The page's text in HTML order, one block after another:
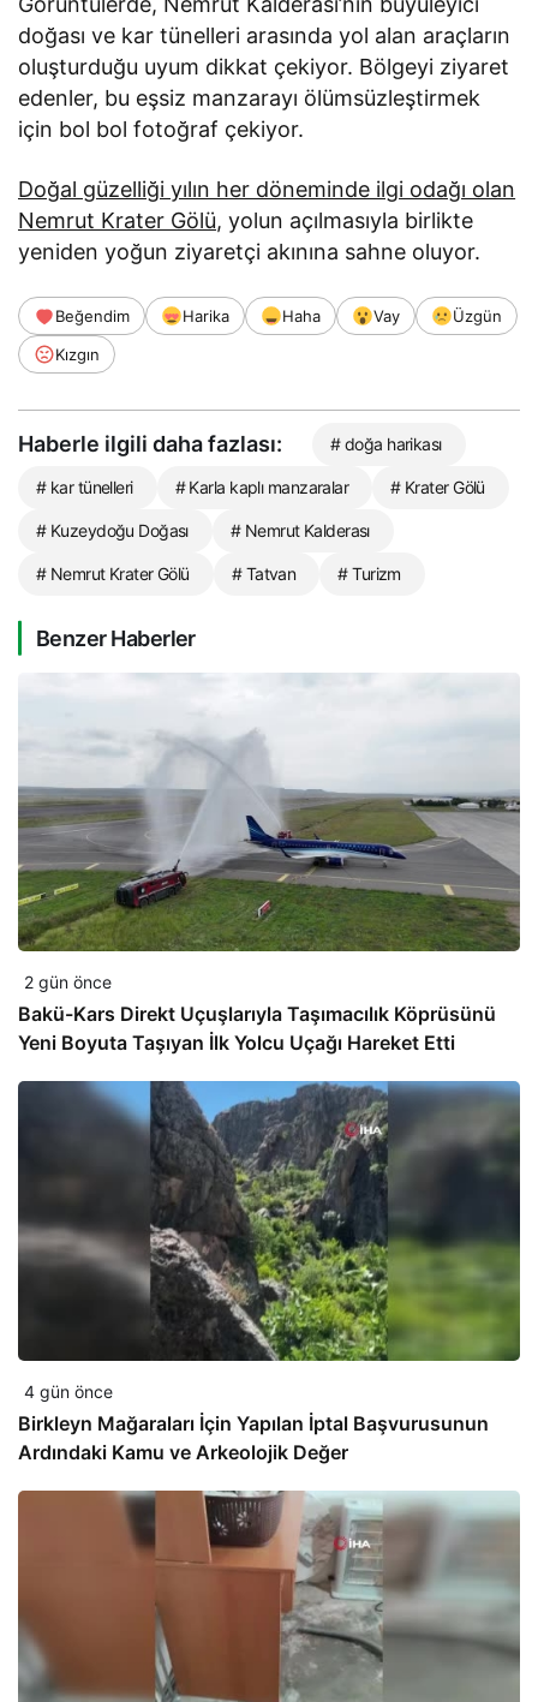
doğası ve kar tünelleri arasında yol alan araçların
oluşturduğu uyum dikkat çekiyor. Bölgeyi ziyaret
edenler, bu eşsiz manzarayı ölümsüzleştirmek
için bol bol fotoğraf çekiyor.
Doğal güzelliği yılın her döneminde ilgi odağı olan
Nemrut Krater Gölü, yolun açılmasıyla birlikte
yeniden yoğun ziyaretçi akınına sahne oluyor.
Beğendim Harika Haha Vay
Üzgün
Kızgın
Haberle ilgili daha fazlası: # doğa harikası
# kar tünelleri # Karla kaplı manzaralar # Krater Gölü
# Kuzeydoğu Doğası # Nemrut Kalderası
# Nemrut Krater Gölü # Tatvan # Turizm
Benzer Haberler
2 gün önce
Bakü-Kars Direkt Uçuşlarıyla Taşımacılık Köprüsünü
Yeni Boyuta Taşıyan İlk Yolcu Uçağı Hareket Etti
4 gün önce
Birkleyn Mağaraları İçin Yapılan İptal Başvurusunun
Ardındaki Kamu ve Arkeolojik Değer